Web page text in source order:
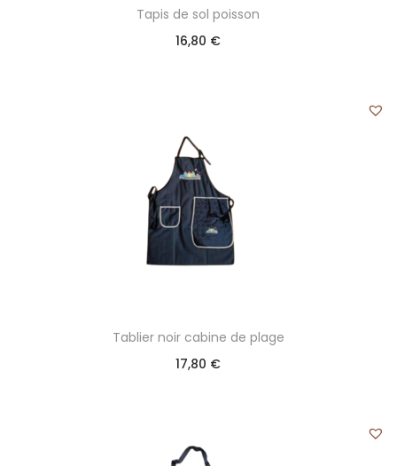
Tapis de sol poisson
16,80 €
Tablier noir cabine de plage
17,80 €